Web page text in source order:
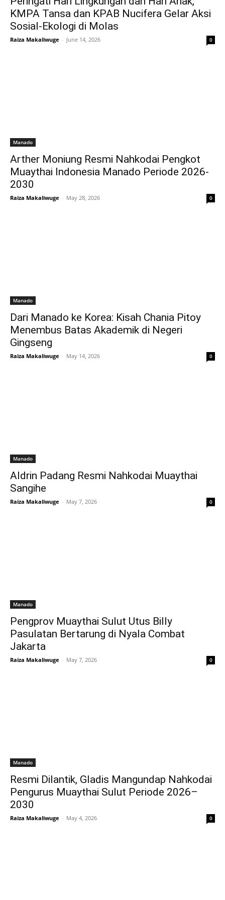
KMPA Tansa dan KPAB Nucifera Gelar Aksi
Sosial-Ekologi di Molas
Raiza Makaliwuge - June 14, 2026 0
Manado
Arther Moniung Resmi Nahkodai Pengkot
Muaythai Indonesia Manado Periode 2026-
2030
Raiza Makaliwuge - May 28, 2026 0
Manado
Dari Manado ke Korea: Kisah Chania Pitoy
Menembus Batas Akademik di Negeri
Gingseng
Raiza Makaliwuge - May 14, 2026 0
Manado
Aldrin Padang Resmi Nahkodai Muaythai
Sangihe
Raiza Makaliwuge - May 7, 2026 0
Manado
Pengprov Muaythai Sulut Utus Billy
Pasulatan Bertarung di Nyala Combat
Jakarta
Raiza Makaliwuge - May 7, 2026 0
Manado
Resmi Dilantik, Gladis Mangundap Nahkodai
Pengurus Muaythai Sulut Periode 2026–
2030
Raiza Makaliwuge - May 4, 2026 0